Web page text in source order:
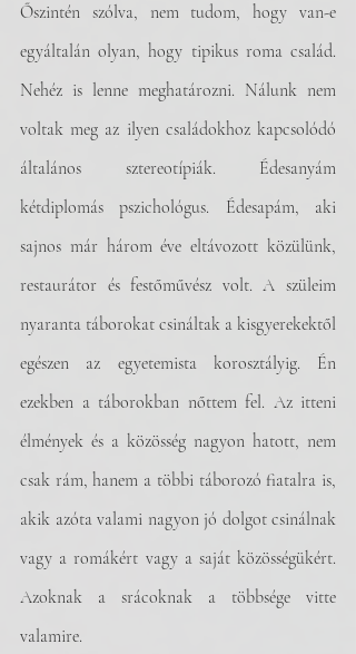
Őszintén szólva, nem tudom, hogy van-e
egyáltalán olyan, hogy tipikus roma család.
Nehéz is lenne meghatározni. Nálunk nem
voltak meg az ilyen családokhoz kapcsolódó
általános sztereotípiák. Édesanyám
kétdiplomás pszichológus. Édesapám, aki
sajnos már három éve eltávozott közülünk,
restaurátor és festőművész volt. A szüleim
nyaranta táborokat csináltak a kisgyerekektől
egészen az egyetemista korosztályig. Én
ezekben a táborokban nőttem fel. Az itteni
élmények és a közösség nagyon hatott, nem
csak rám, hanem a többi táborozó fiatalra is,
akik azóta valami nagyon jó dolgot csinálnak
vagy a romákért vagy a saját közösségükért.
Azoknak a srácoknak a többsége vitte
valamire.